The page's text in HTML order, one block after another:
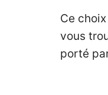
Ce
vous
porté